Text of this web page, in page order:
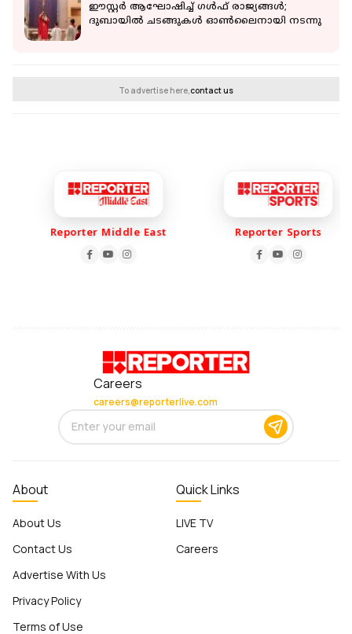
ഈസ്റ്റർ ആഘോഷിച്ച് ​ഗൾഫ് രാജ്യങ്ങൾ;
ദുബായിൽ ചടങ്ങുകൾ ഓൺലൈനായി നടന്നു
To advertise here,contact us
Reporter Middle East Reporter Sports
Careers
careers@reporterlive.com
About
About Us
Contact Us
Advertise With Us
Privacy Policy
Terms of Use
Quick Links
LIVE TV
Careers